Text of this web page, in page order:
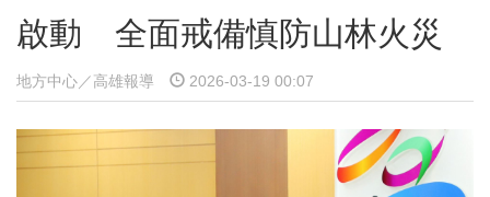
啟動 全面戒備慎防山林火災
地方中心／高雄報導 2026-03-19 00:07